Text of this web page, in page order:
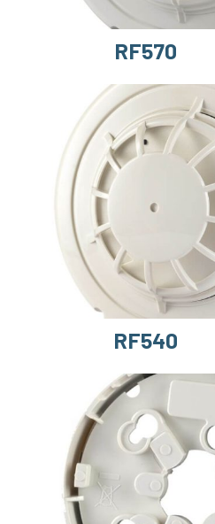
RF570
RF540